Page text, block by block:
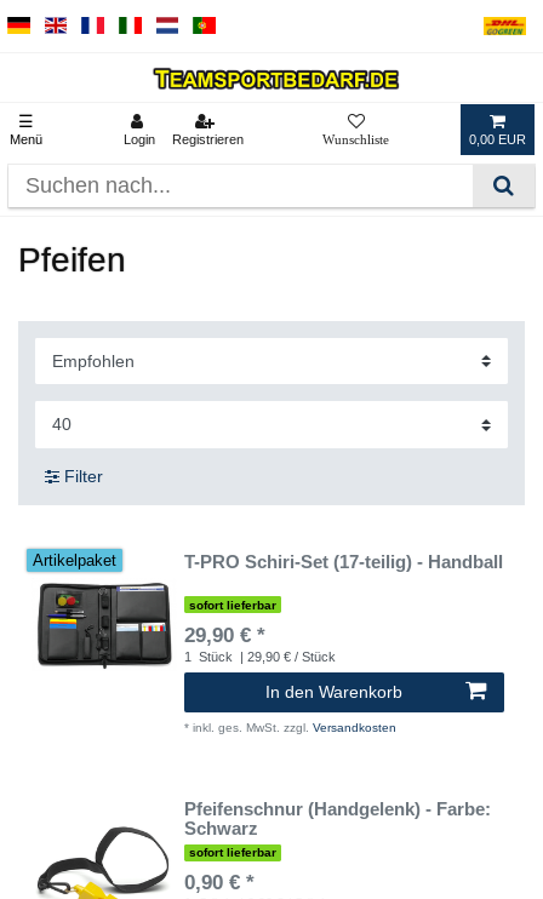
☰
Menü Login Registrieren 0,00 EUR
Pfeifen
Filter
Artikelpaket T-PRO Schiri-Set (17-teilig) - Handball
sofort lieferbar
29,90 € *
1 Stück | 29,90 € / Stück
In den Warenkorb
* inkl. ges. MwSt. zzgl. Versandkosten
Pfeifenschnur (Handgelenk) - Farbe:
Schwarz
sofort lieferbar
0,90 € *